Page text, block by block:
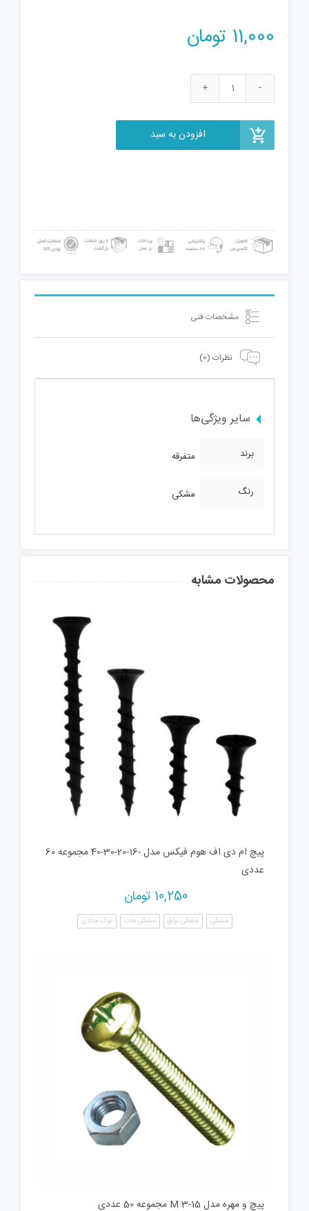
11,000 تومان
مجموعه
افزودن به سبد
مشخصات فنی
نظرات (0)
سایر ویژگی‌ها
برند متفرقه
رنگ مشکی
محصولات مشابه
پیچ ام دی اف هوم فیکس مدل -16-20-30-40 مجموعه 60
عددی
10,250 تومان
مشکی مشکی براق مشکی مات نوک مدادی
پیچ و مهره مدل M 3-15 مجموعه 50 عددی